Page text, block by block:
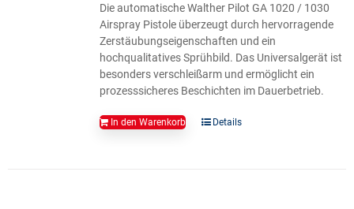
Die automatische Walther Pilot GA 1020 / 1030
Airspray Pistole überzeugt durch hervorragende
Zerstäubungseigenschaften und ein
hochqualitatives Sprühbild. Das Universalgerät ist
besonders verschleißarm und ermöglicht ein
prozesssicheres Beschichten im Dauerbetrieb.
In den Warenkorb Details